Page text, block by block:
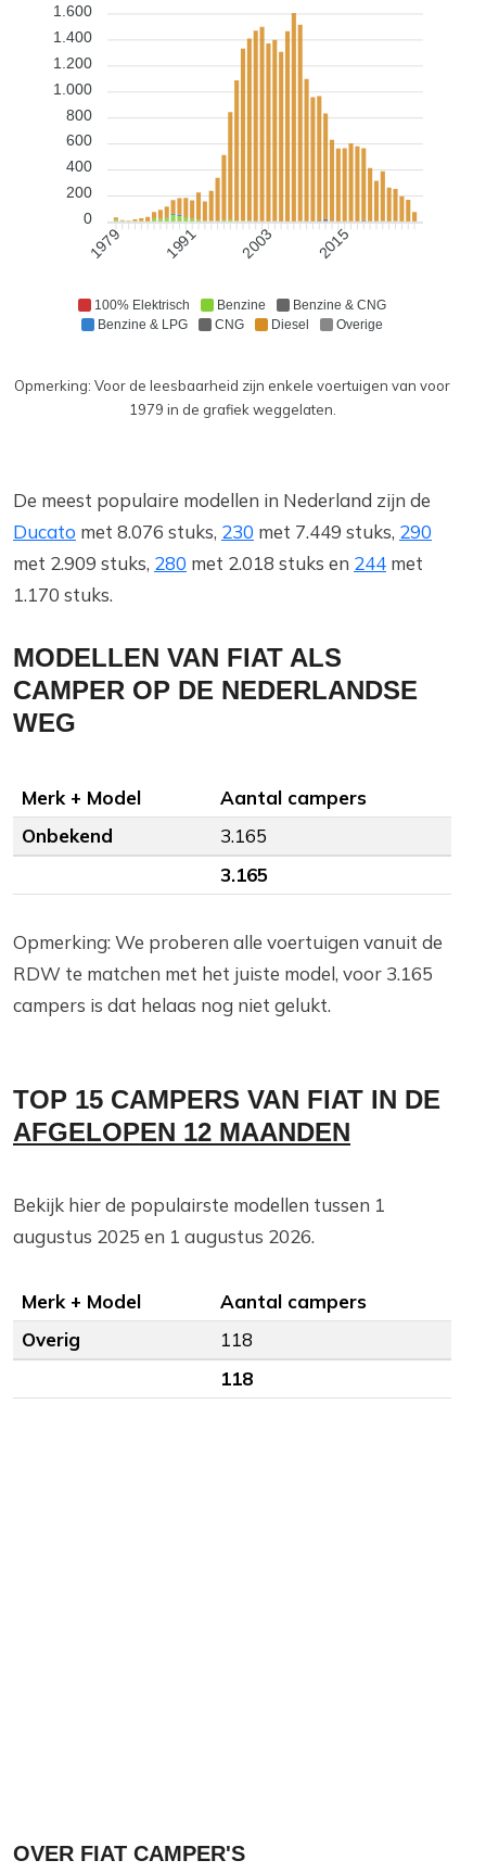
100% Elektrisch Benzine
Benzine & CNG
Benzine & LPG
CNG Diesel Overige
1.600
1.400
1.200
1.000
800
600
400
200
0
1979 1991 2003 2015
Opmerking: Voor de leesbaarheid zijn enkele voertuigen van voor
1979 in de grafiek weggelaten.
De meest populaire modellen in Nederland zijn de
Ducato met 8.076 stuks, 230 met 7.449 stuks, 290
met 2.909 stuks, 280 met 2.018 stuks en 244 met
1.170 stuks.
MODELLEN VAN FIAT ALS
CAMPER OP DE NEDERLANDSE
WEG
Merk + Model
Aantal campers
Onbekend
3.165
3.165
Opmerking: We proberen alle voertuigen vanuit de
RDW te matchen met het juiste model, voor 3.165
campers is dat helaas nog niet gelukt.
TOP 15 CAMPERS VAN FIAT IN DE
AFGELOPEN 12 MAANDEN
Bekijk hier de populairste modellen tussen 1
augustus 2025 en 1 augustus 2026.
Merk + Model
Aantal campers
Overig
118
118
OVER FIAT CAMPER'S